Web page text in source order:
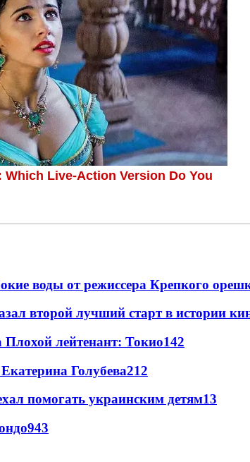
воды от режиссера Крепкого
второй лучший старт в истории
лейтенант: Токио142
Голубева212
помогать украинским детям13
943